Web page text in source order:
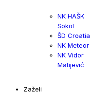
NK HAŠK
Sokol
ŠD Croatia
NK Meteor
NK Vidor
Matijević
Zaželi